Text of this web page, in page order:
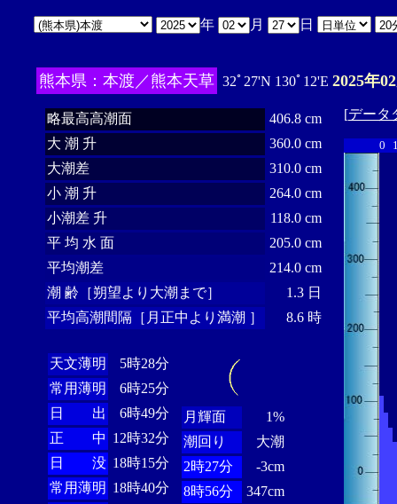
年 月 日
熊本県：本渡／熊本天草 32ﾟ27'N 130ﾟ12'E 2025年
略最高高潮面
406.8 cm
大 潮 升
360.0 cm
大潮差
310.0 cm
小 潮 升
264.0 cm
小潮差 升
118.0 cm
平 均 水 面
205.0 cm
平均潮差
214.0 cm
潮 齢［朔望より大潮まで］
1.3 日
平均高潮間隔［月正中より満潮 ］
8.6 時
天文薄明
5時28分
常用薄明
6時25分
日 出
6時49分
正 中 12時32分
日 没 18時15分
常用薄明 18時40分
月輝面
1%
潮回り
大潮
2時27分
-3cm
8時56分
347cm
[データ
0